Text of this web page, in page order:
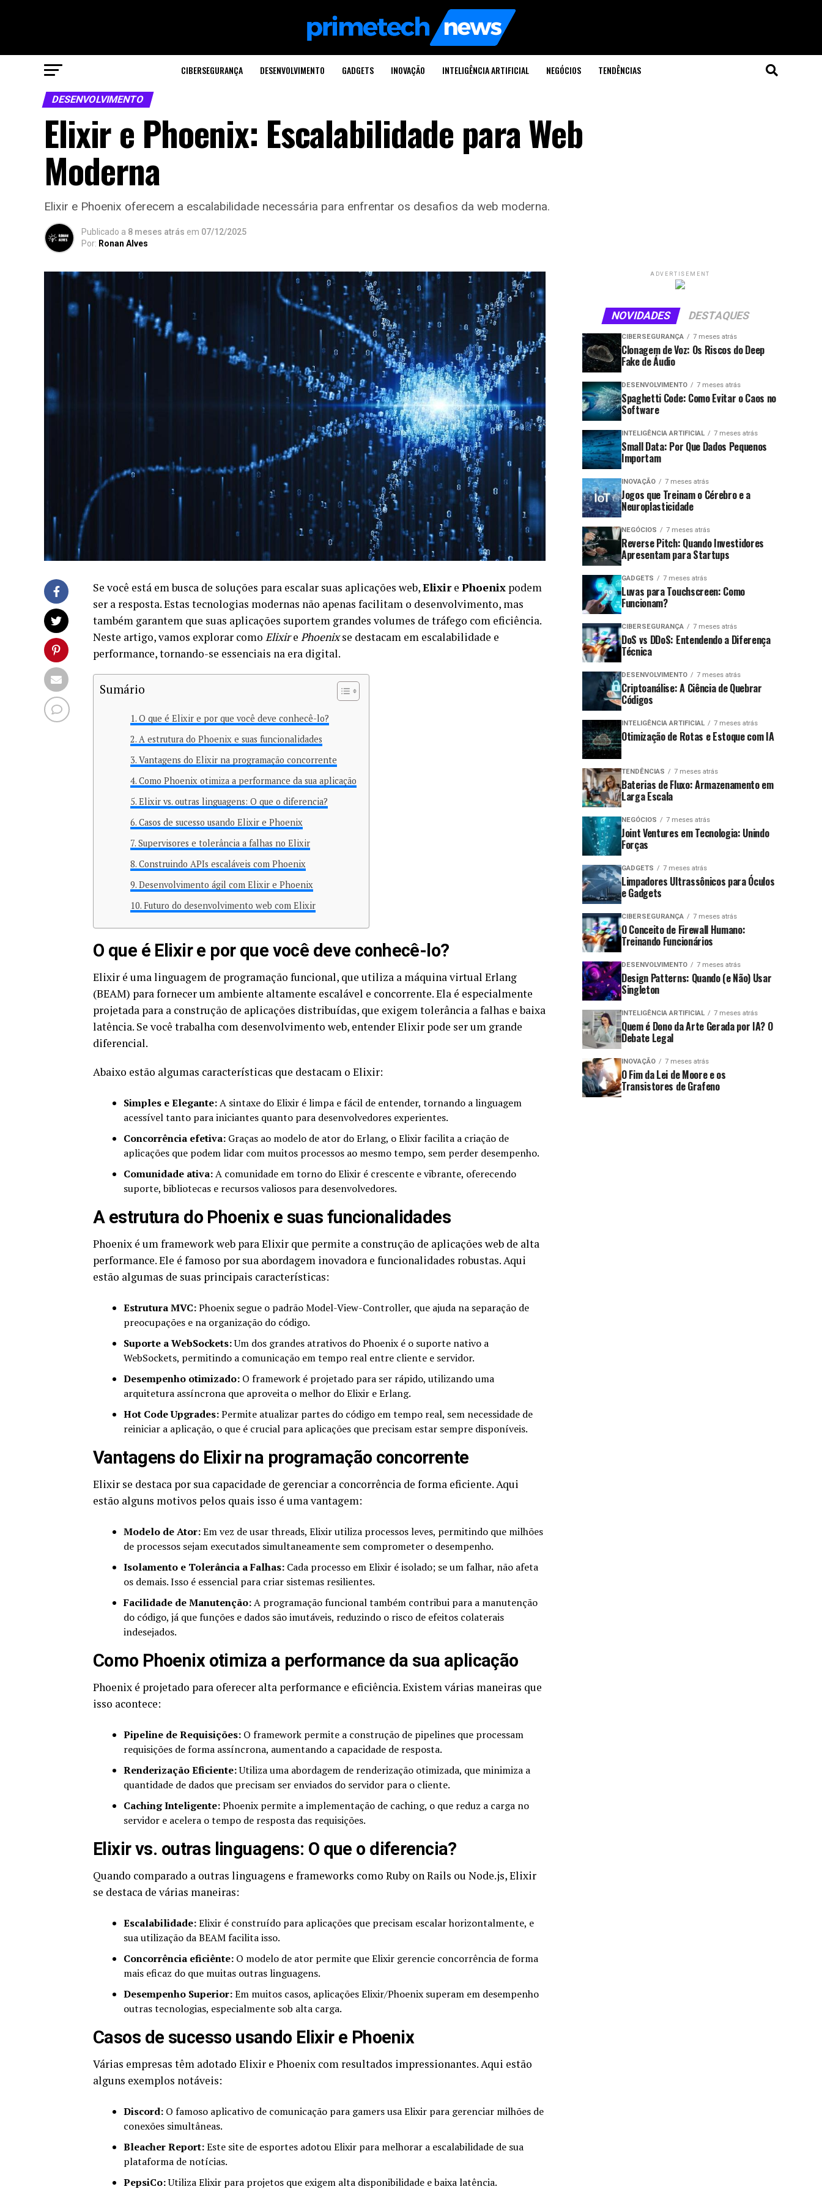
CIBERSEGURANÇA DESENVOLVIMENTO GADGETS INOVAÇÃO INTELIGÊNCIA ARTIFICIAL NEGÓCIOS TENDÊNCIAS
DESENVOLVIMENTO
Elixir e Phoenix: Escalabilidade para Web
Moderna
Elixir e Phoenix oferecem a escalabilidade necessária para enfrentar os desafios da web moderna.
Publicado a 8 meses atrás em 07/12/2025
Por: Ronan Alves
Se você está em busca de soluções para escalar suas aplicações web,Elixire Phoenix podem
ser a resposta. Estas tecnologias modernas não apenas facilitam o desenvolvimento, mas
também garantem que suas aplicações suportem grandes volumes de tráfego com eficiência.
Neste artigo, vamos explorar como Elixire Phoenixse destacam em escalabilidade e
performance, tornando-se essenciais na era digital.
Sumário
O que é Elixir e por que você deve conhecê-lo?
A estrutura do Phoenix e suas funcionalidades
Vantagens do Elixir na programação concorrente
Como Phoenix otimiza a performance da sua aplicação
Elixir vs. outras linguagens: O que o diferencia?
Casos de sucesso usando Elixir e Phoenix
Supervisores e tolerância a falhas no Elixir
Construindo APIs escaláveis com Phoenix
Desenvolvimento ágil com Elixir e Phoenix
Futuro do desenvolvimento web com Elixir
O que é Elixir e por que você deve conhecê-lo?
Elixir é uma linguagem de programação funcional, que utiliza a máquina virtual Erlang
(BEAM) para fornecer um ambiente altamente escalável e concorrente. Ela é especialmente
projetada para a construção de aplicações distribuídas, que exigem tolerância a falhas e baixa
latência. Se você trabalha com desenvolvimento web, entender Elixir pode ser um grande
diferencial.
Abaixo estão algumas características que destacam o Elixir:
Simples e Elegante:A sintaxe do Elixir é limpa e fácil de entender, tornando a linguagem
acessível tanto para iniciantes quanto para desenvolvedores experientes.
Concorrência efetiva: Graças ao modelo de ator do Erlang, o Elixir facilita a criação de
aplicações que podem lidar com muitos processos ao mesmo tempo, sem perder desempenho.
Comunidade ativa:A comunidade em torno do Elixir é crescente e vibrante, oferecendo
suporte, bibliotecas e recursos valiosos para desenvolvedores.
A estrutura do Phoenix e suas funcionalidades
Phoenix é um framework web para Elixir que permite a construção de aplicações web de alta
performance. Ele é famoso por sua abordagem inovadora e funcionalidades robustas. Aqui
estão algumas de suas principais características:
Estrutura MVC:Phoenix segue o padrão Model-View-Controller, que ajuda na separação de
preocupações e na organização do código.
Suporte a WebSockets:Um dos grandes atrativos do Phoenix é o suporte nativo a
WebSockets, permitindo a comunicação em tempo real entre cliente e servidor.
Desempenho otimizado: O framework é projetado para ser rápido, utilizando uma
arquitetura assíncrona que aproveita o melhor do Elixir e Erlang.
Hot Code Upgrades:Permite atualizar partes do código em tempo real, sem necessidade de
reiniciar a aplicação, o que é crucial para aplicações que precisam estar sempre disponíveis.
Vantagens do Elixir na programação concorrente
Elixir se destaca por sua capacidade de gerenciar a concorrência de forma eficiente. Aqui
estão alguns motivos pelos quais isso é uma vantagem:
Modelo de Ator:Em vez de usar threads, Elixir utiliza processos leves, permitindo que milhões
de processos sejam executados simultaneamente sem comprometer o desempenho.
Isolamento e Tolerância a Falhas: Cada processo em Elixir é isolado; se um falhar, não afeta
os demais. Isso é essencial para criar sistemas resilientes.
Facilidade de Manutenção:A programação funcional também contribui para a manutenção
do código, já que funções e dados são imutáveis, reduzindo o risco de efeitos colaterais
indesejados.
Como Phoenix otimiza a performance da sua aplicação
Phoenix é projetado para oferecer alta performance e eficiência. Existem várias maneiras que
isso acontece:
Pipeline de Requisições: O framework permite a construção de pipelines que processam
requisições de forma assíncrona, aumentando a capacidade de resposta.
Renderização Eficiente:Utiliza uma abordagem de renderização otimizada, que minimiza a
quantidade de dados que precisam ser enviados do servidor para o cliente.
Caching Inteligente:Phoenix permite a implementação de caching, o que reduz a carga no
servidor e acelera o tempo de resposta das requisições.
Elixir vs. outras linguagens: O que o diferencia?
Quando comparado a outras linguagens e frameworks como Ruby on Rails ou Node.js, Elixir
se destaca de várias maneiras:
Escalabilidade:Elixir é construído para aplicações que precisam escalar horizontalmente, e
sua utilização da BEAM facilita isso.
Concorrência eficiênte: O modelo de ator permite que Elixir gerencie concorrência de forma
mais eficaz do que muitas outras linguagens.
Desempenho Superior:Em muitos casos, aplicações Elixir/Phoenix superam em desempenho
outras tecnologias, especialmente sob alta carga.
Casos de sucesso usando Elixir e Phoenix
Várias empresas têm adotado Elixir e Phoenix com resultados impressionantes. Aqui estão
alguns exemplos notáveis:
Discord: O famoso aplicativo de comunicação para gamers usa Elixir para gerenciar milhões de
conexões simultâneas.
Bleacher Report:Este site de esportes adotou Elixir para melhorar a escalabilidade de sua
plataforma de notícias.
PepsiCo:Utiliza Elixir para projetos que exigem alta disponibilidade e baixa latência.
ADVERTISEMENT
NOVIDADES DESTAQUES
CIBERSEGURANÇA 7 meses atrás
Clonagem de Voz: Os Riscos do Deep
Fake de Áudio
DESENVOLVIMENTO 7 meses atrás
Spaghetti Code: Como Evitar o Caos no
Software
INTELIGÊNCIA ARTIFICIAL 7 meses atrás
Small Data: Por Que Dados Pequenos
Importam
INOVAÇÃO 7 meses atrás
Jogos que Treinam o Cérebro e a
Neuroplasticidade
NEGÓCIOS 7 meses atrás
Reverse Pitch: Quando Investidores
Apresentam para Startups
GADGETS 7 meses atrás
Luvas para Touchscreen: Como
Funcionam?
CIBERSEGURANÇA 7 meses atrás
DoS vs DDoS: Entendendo a Diferença
Técnica
DESENVOLVIMENTO 7 meses atrás
Criptoanálise: A Ciência de Quebrar
Códigos
INTELIGÊNCIA ARTIFICIAL 7 meses atrás
Otimização de Rotas e Estoque com IA
TENDÊNCIAS 7 meses atrás
Baterias de Fluxo: Armazenamento em
Larga Escala
NEGÓCIOS 7 meses atrás
Joint Ventures em Tecnologia: Unindo
Forças
GADGETS 7 meses atrás
Limpadores Ultrassônicos para Óculos
e Gadgets
CIBERSEGURANÇA 7 meses atrás
O Conceito de Firewall Humano:
Treinando Funcionários
DESENVOLVIMENTO 7 meses atrás
Design Patterns: Quando (e Não) Usar
Singleton
INTELIGÊNCIA ARTIFICIAL 7 meses atrás
Quem é Dono da Arte Gerada por IA? O
Debate Legal
INOVAÇÃO 7 meses atrás
O Fim da Lei de Moore e os
Transistores de Grafeno